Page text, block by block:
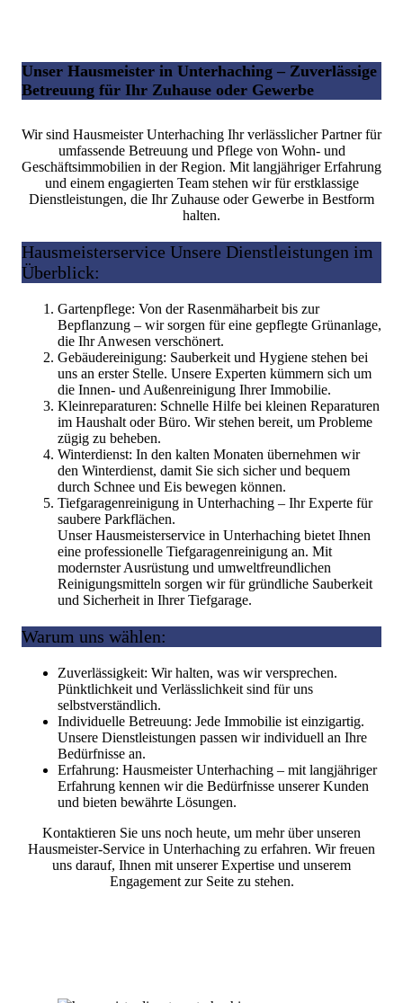
Unser Hausmeister in Unterhaching – Zuverlässige
Betreuung für Ihr Zuhause oder Gewerbe
Wir sind Hausmeister Unterhaching Ihr verlässlicher Partner für
umfassende Betreuung und Pflege von Wohn- und
Geschäftsimmobilien in der Region. Mit langjähriger Erfahrung
und einem engagierten Team stehen wir für erstklassige
Dienstleistungen, die Ihr Zuhause oder Gewerbe in Bestform
halten.
Hausmeisterservice Unsere Dienstleistungen im
Überblick:
Gartenpflege: Von der Rasenmäharbeit bis zur
Bepflanzung – wir sorgen für eine gepflegte Grünanlage,
die Ihr Anwesen verschönert.
Gebäudereinigung: Sauberkeit und Hygiene stehen bei
uns an erster Stelle. Unsere Experten kümmern sich um
die Innen- und Außenreinigung Ihrer Immobilie.
Kleinreparaturen: Schnelle Hilfe bei kleinen Reparaturen
im Haushalt oder Büro. Wir stehen bereit, um Probleme
zügig zu beheben.
Winterdienst: In den kalten Monaten übernehmen wir
den Winterdienst, damit Sie sich sicher und bequem
durch Schnee und Eis bewegen können.
Tiefgaragenreinigung in Unterhaching – Ihr Experte für
saubere Parkflächen.
Unser Hausmeisterservice in Unterhaching bietet Ihnen
eine professionelle Tiefgaragenreinigung an. Mit
modernster Ausrüstung und umweltfreundlichen
Reinigungsmitteln sorgen wir für gründliche Sauberkeit
und Sicherheit in Ihrer Tiefgarage.
Warum uns wählen:
Zuverlässigkeit: Wir halten, was wir versprechen.
Pünktlichkeit und Verlässlichkeit sind für uns
selbstverständlich.
Individuelle Betreuung: Jede Immobilie ist einzigartig.
Unsere Dienstleistungen passen wir individuell an Ihre
Bedürfnisse an.
Erfahrung: Hausmeister Unterhaching – mit langjähriger
Erfahrung kennen wir die Bedürfnisse unserer Kunden
und bieten bewährte Lösungen.
Kontaktieren Sie uns noch heute, um mehr über unseren
Hausmeister-Service in Unterhaching zu erfahren. Wir freuen
uns darauf, Ihnen mit unserer Expertise und unserem
Engagement zur Seite zu stehen.